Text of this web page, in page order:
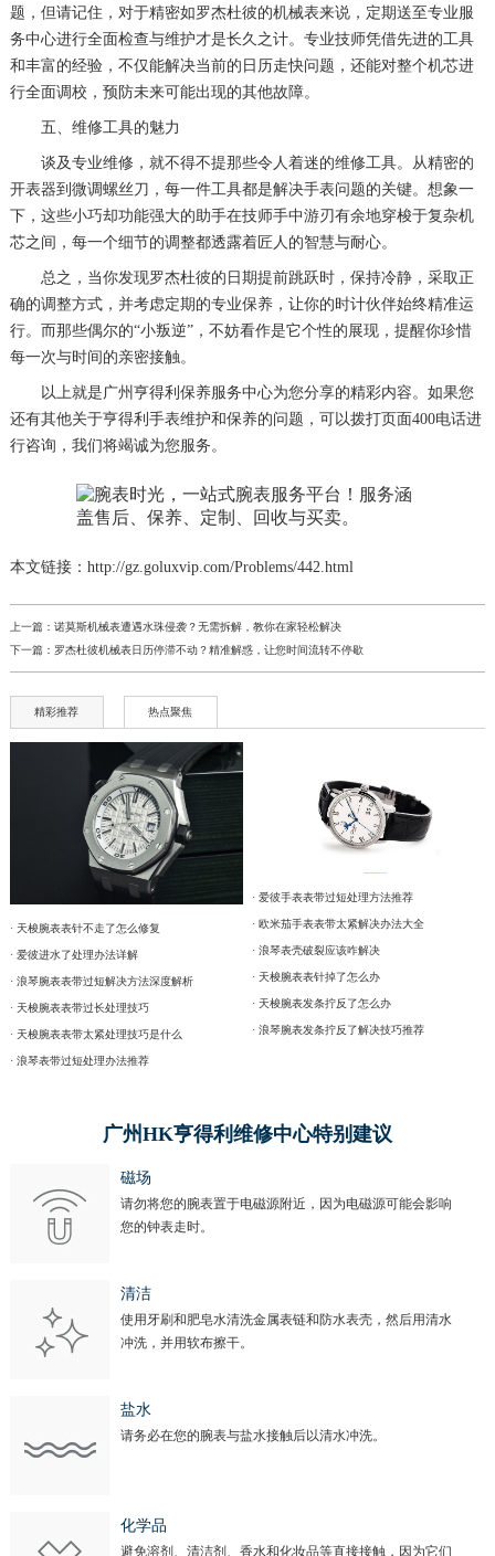
题，但请记住，对于精密如罗杰杜彼的机械表来说，定期送至专业服
务中心进行全面检查与维护才是长久之计。专业技师凭借先进的工具
和丰富的经验，不仅能解决当前的日历走快问题，还能对整个机芯进
行全面调校，预防未来可能出现的其他故障。
五、维修工具的魅力
谈及专业维修，就不得不提那些令人着迷的维修工具。从精密的
开表器到微调螺丝刀，每一件工具都是解决手表问题的关键。想象一
下，这些小巧却功能强大的助手在技师手中游刃有余地穿梭于复杂机
芯之间，每一个细节的调整都透露着匠人的智慧与耐心。
总之，当你发现罗杰杜彼的日期提前跳跃时，保持冷静，采取正
确的调整方式，并考虑定期的专业保养，让你的时计伙伴始终精准运
行。而那些偶尔的“小叛逆”，不妨看作是它个性的展现，提醒你珍惜
每一次与时间的亲密接触。
以上就是广州亨得利保养服务中心为您分享的精彩内容。如果您
还有其他关于亨得利手表维护和保养的问题，可以拨打页面400电话进
行咨询，我们将竭诚为您服务。
本文链接：http://gz.goluxvip.com/Problems/442.html
上一篇： 诺莫斯机械表遭遇水珠侵袭？无需拆解，教你在家轻松解决
下一篇： 罗杰杜彼机械表日历停滞不动？精准解惑，让您时间流转不停歇
精彩推荐 热点聚焦
· 天梭腕表表针不走了怎么修复
· 爱彼进水了处理办法详解
· 浪琴腕表表带过短解决方法深度解析
· 天梭腕表表带过长处理技巧
· 天梭腕表表带太紧处理技巧是什么
· 浪琴表带过短处理办法推荐
· 爱彼手表表带过短处理方法推荐
· 欧米茄手表表带太紧解决办法大全
· 浪琴表壳破裂应该咋解决
· 天梭腕表表针掉了怎么办
· 天梭腕表发条拧反了怎么办
· 浪琴腕表发条拧反了解决技巧推荐
广州HK亨得利维修中心特别建议
磁场
请勿将您的腕表置于电磁源附近，因为电磁源可能会影响
您的钟表走时。
清洁
使用牙刷和肥皂水清洗金属表链和防水表壳，然后用清水
冲洗，并用软布擦干。
盐水
请务必在您的腕表与盐水接触后以清水冲洗。
化学品
避免溶剂、清洁剂、香水和化妆品等直接接触，因为它们